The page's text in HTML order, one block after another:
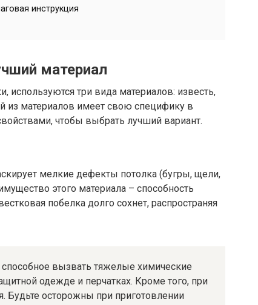
инструкция
материал
используются три вида материалов: известь,
из материалов имеет свою специфику в
чтобы выбрать лучший вариант.
мелкие дефекты потолка (бугры, щели,
этого материала – способность
побелка долго сохнет, распространяя
вызвать тяжелые химические
одежде и перчатках. Кроме того, при
Будьте осторожны при приготовлении